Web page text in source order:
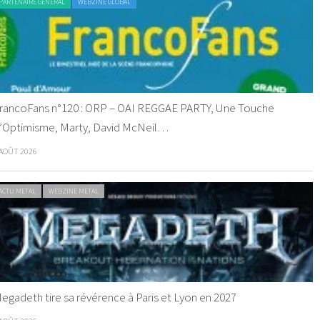
GENERAL WEBZINE GLOBAL
n°120 : ORP – OAI REGGAE PARTY, Une Touche
Marty, David McNeil…
2026
METAL WEBZINE METAL
tire sa révérence à Paris et Lyon en 2027